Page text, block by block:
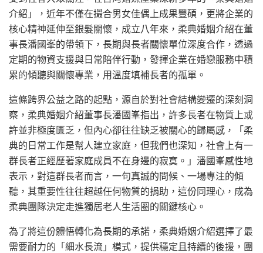
介紹」，近年不僅在撮合男女佳偶上成果豐碩，更將企業的
核心精神延伸至銀髮關懷，成立八年來，柔典婚姻介紹在董
事長潘國峯的帶領下，長期與長者關懷單位深度合作，透過
定期的物資支援與日常陪伴行動，發揮企業在婚戀服務中積
累的傾聽與關懷專業，用溫度填補長者的孤單。
這條跨界公益之路的起點，源自於對社會結構變遷的深刻洞
察，柔典婚姻介紹董事長潘國峯指出，許多長者在物質上或
許並非極度匱乏，但內心卻往往缺乏被關心的歸屬感，「柔
典的日常工作是幫人建立家庭，但我們也深知，社會上有一
群長者正經歷著家庭成員不在身邊的寂寞。」潘國峯感性地
表示，對這群長者而言，一句真誠的問候、一場專注的傾
聽，其重要性往往超越任何物質的捐助，這份同理心，成為
柔典團隊決定走進獨居老人生活圈的關鍵核心。
為了將這份體悟轉化為長期的承諾，柔典婚姻介紹選擇了最
需要耐力的「細水長流」模式，提供穩定且持續的後援，團